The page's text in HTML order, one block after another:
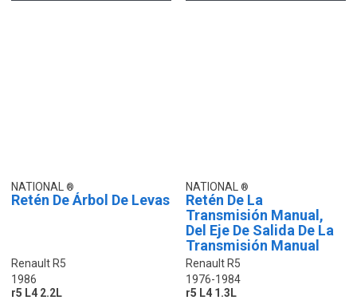
NATIONAL
Retén De Árbol De Levas
Renault R5
1986
r5 L4 2.2L
NATIONAL
Retén De La
Transmisión Manual,
Del Eje De Salida De La
Transmisión Manual
Renault R5
1976-1984
r5 L4 1.3L